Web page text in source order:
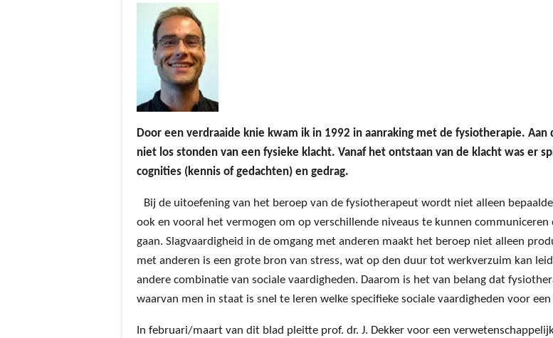
Door een verdraaide knie kwam ik in 1992 in aanraking met de fysiotherapie.
niet los stonden van een fysieke klacht. Vanaf het ontstaan van de klacht was er
cognities (kennis of gedachten) en gedrag.
Bij de uitoefening van het beroep van de fysiotherapeut wordt niet alleen
ook en vooral het vermogen om op verschillende niveaus te kunnen
gaan. Slagvaardigheid in de omgang met anderen maakt het beroep niet alleen
met anderen is een grote bron van stress, wat op den duur tot werkverzuim kan
andere combinatie van sociale vaardigheden. Daarom is het van belang dat
waarvan men in staat is snel te leren welke specifieke sociale vaardigheden voor
In februari/maart van dit blad pleitte prof. dr. J. Dekker voor een